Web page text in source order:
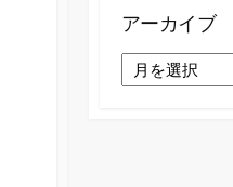
アーカイブ
ー